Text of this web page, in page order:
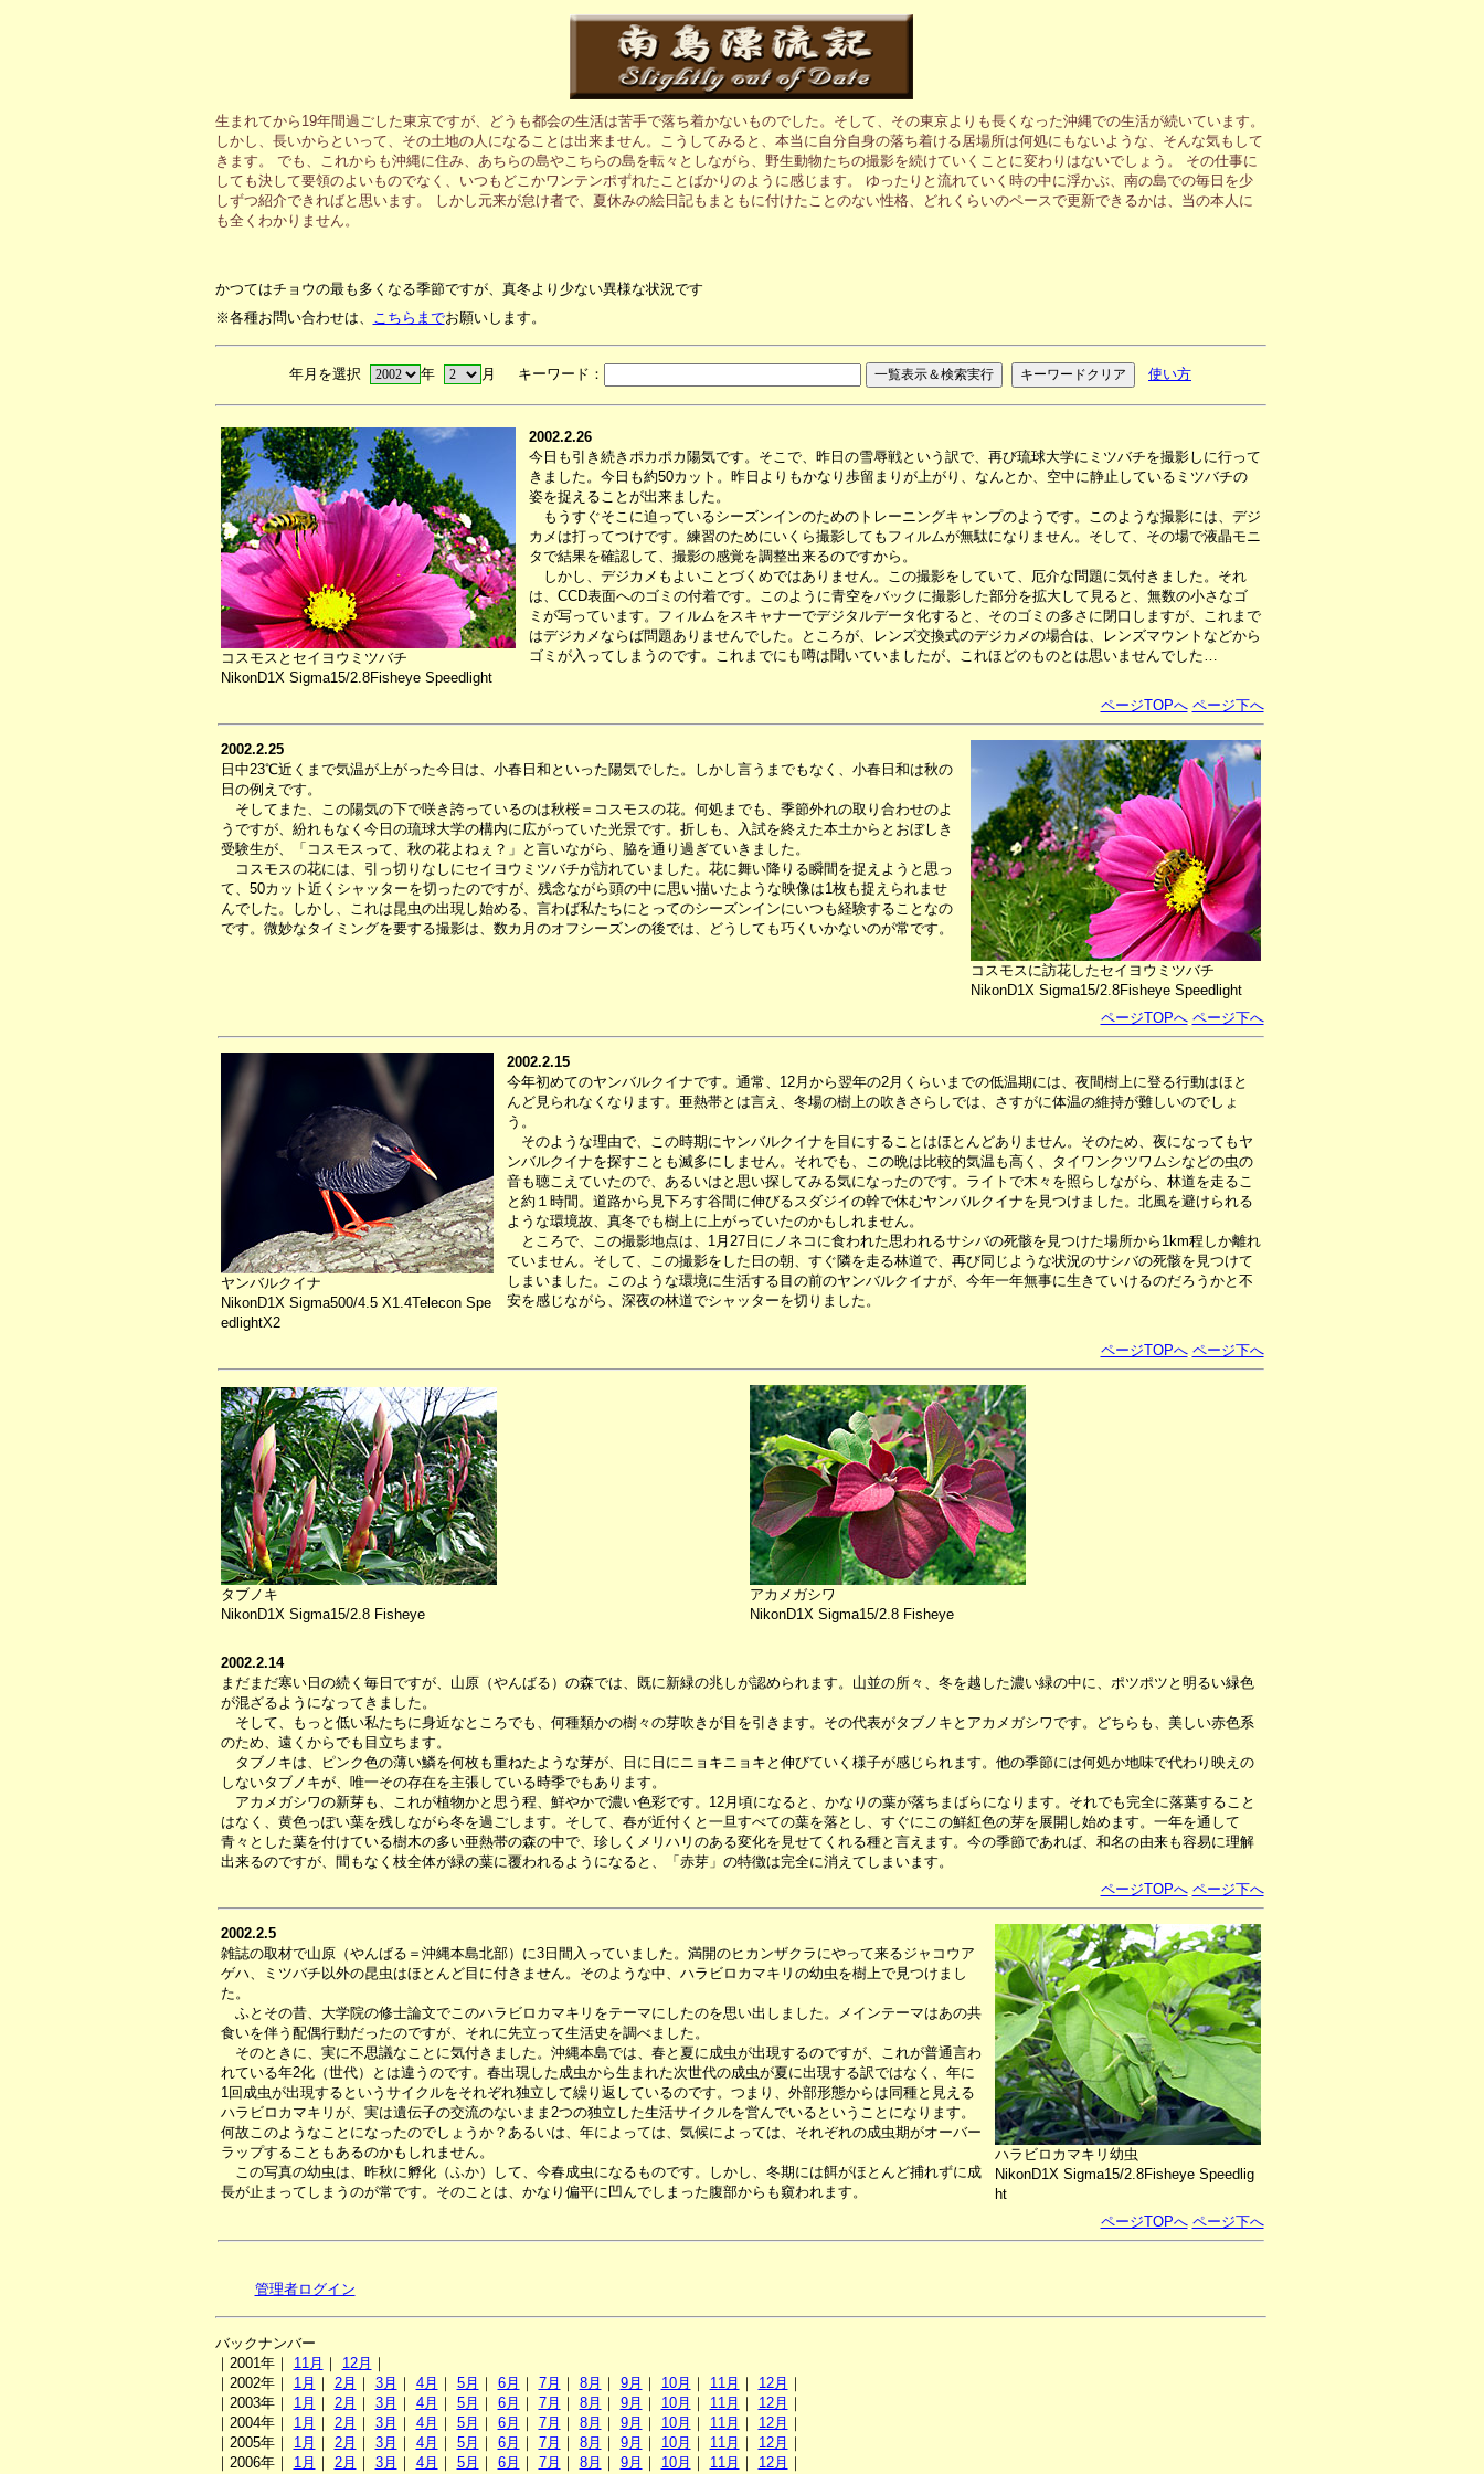
生まれてから19年間過ごした東京ですが、どうも都会の生活は苦手で落ち着かないものでした。そして、その東京よりも長くなった沖縄での生活が続いています。
しかし、長いからといって、その土地の人になることは出来ません。こうしてみると、本当に自分自身の落ち着ける居場所は何処にもないような、そんな気もして
きます。 でも、これからも沖縄に住み、あちらの島やこちらの島を転々としながら、野生動物たちの撮影を続けていくことに変わりはないでしょう。 その仕事に
しても決して要領のよいものでなく、いつもどこかワンテンポずれたことばかりのように感じます。 ゆったりと流れていく時の中に浮かぶ、南の島での毎日を少
しずつ紹介できればと思います。 しかし元来が怠け者で、夏休みの絵日記もまともに付けたことのない性格、どれくらいのペースで更新できるかは、当の本人に
も全くわかりません。
かつてはチョウの最も多くなる季節ですが、真冬より少ない異様な状況です
※各種お問い合わせは、 こちらまでお願いします。
年月を選択 年 月 キーワード： 使い方
コスモスとセイヨウミツバチ
NikonD1X Sigma15/2.8Fisheye Speedlight
2002.2.26
今日も引き続きポカポカ陽気です。そこで、昨日の雪辱戦という訳で、再び琉球大学にミツバチを撮影しに行って
きました。今日も約50カット。昨日よりもかなり歩留まりが上がり、なんとか、空中に静止しているミツバチの
姿を捉えることが出来ました。
もうすぐそこに迫っているシーズンインのためのトレーニングキャンプのようです。このような撮影には、デジ
カメは打ってつけです。練習のためにいくら撮影してもフィルムが無駄になりません。そして、その場で液晶モニ
タで結果を確認して、撮影の感覚を調整出来るのですから。
しかし、デジカメもよいことづくめではありません。この撮影をしていて、厄介な問題に気付きました。それ
は、CCD表面へのゴミの付着です。このように青空をバックに撮影した部分を拡大して見ると、無数の小さなゴ
ミが写っています。フィルムをスキャナーでデジタルデータ化すると、そのゴミの多さに閉口しますが、これまで
はデジカメならば問題ありませんでした。ところが、レンズ交換式のデジカメの場合は、レンズマウントなどから
ゴミが入ってしまうのです。これまでにも噂は聞いていましたが、これほどのものとは思いませんでした…
ページTOPへ ページ下へ
2002.2.25
日中23℃近くまで気温が上がった今日は、小春日和といった陽気でした。しかし言うまでもなく、小春日和は秋の
日の例えです。
そしてまた、この陽気の下で咲き誇っているのは秋桜＝コスモスの花。何処までも、季節外れの取り合わせのよ
うですが、紛れもなく今日の琉球大学の構内に広がっていた光景です。折しも、入試を終えた本土からとおぼしき
受験生が、「コスモスって、秋の花よねぇ？」と言いながら、脇を通り過ぎていきました。
コスモスの花には、引っ切りなしにセイヨウミツバチが訪れていました。花に舞い降りる瞬間を捉えようと思っ
て、50カット近くシャッターを切ったのですが、残念ながら頭の中に思い描いたような映像は1枚も捉えられませ
んでした。しかし、これは昆虫の出現し始める、言わば私たちにとってのシーズンインにいつも経験することなの
です。微妙なタイミングを要する撮影は、数カ月のオフシーズンの後では、どうしても巧くいかないのが常です。
コスモスに訪花したセイヨウミツバチ
NikonD1X Sigma15/2.8Fisheye Speedlight
ページTOPへ ページ下へ
ヤンバルクイナ
NikonD1X Sigma500/4.5 X1.4Telecon Spe
edlightX2
2002.2.15
今年初めてのヤンバルクイナです。通常、12月から翌年の2月くらいまでの低温期には、夜間樹上に登る行動はほと
んど見られなくなります。亜熱帯とは言え、冬場の樹上の吹きさらしでは、さすがに体温の維持が難しいのでしょ
う。
そのような理由で、この時期にヤンバルクイナを目にすることはほとんどありません。そのため、夜になってもヤ
ンバルクイナを探すことも滅多にしません。それでも、この晩は比較的気温も高く、タイワンクツワムシなどの虫の
音も聴こえていたので、あるいはと思い探してみる気になったのです。ライトで木々を照らしながら、林道を走るこ
と約１時間。道路から見下ろす谷間に伸びるスダジイの幹で休むヤンバルクイナを見つけました。北風を避けられる
ような環境故、真冬でも樹上に上がっていたのかもしれません。
ところで、この撮影地点は、1月27日にノネコに食われた思われるサシバの死骸を見つけた場所から1km程しか離れ
ていません。そして、この撮影をした日の朝、すぐ隣を走る林道で、再び同じような状況のサシバの死骸を見つけて
しまいました。このような環境に生活する目の前のヤンバルクイナが、今年一年無事に生きていけるのだろうかと不
安を感じながら、深夜の林道でシャッターを切りました。
ページTOPへ ページ下へ
タブノキ
NikonD1X Sigma15/2.8 Fisheye
アカメガシワ
NikonD1X Sigma15/2.8 Fisheye
2002.2.14
まだまだ寒い日の続く毎日ですが、山原（やんばる）の森では、既に新緑の兆しが認められます。山並の所々、冬を越した濃い緑の中に、ポツポツと明るい緑色
が混ざるようになってきました。
そして、もっと低い私たちに身近なところでも、何種類かの樹々の芽吹きが目を引きます。その代表がタブノキとアカメガシワです。どちらも、美しい赤色系
のため、遠くからでも目立ちます。
タブノキは、ピンク色の薄い鱗を何枚も重ねたような芽が、日に日にニョキニョキと伸びていく様子が感じられます。他の季節には何処か地味で代わり映えの
しないタブノキが、唯一その存在を主張している時季でもあります。
アカメガシワの新芽も、これが植物かと思う程、鮮やかで濃い色彩です。12月頃になると、かなりの葉が落ちまばらになります。それでも完全に落葉すること
はなく、黄色っぽい葉を残しながら冬を過ごします。そして、春が近付くと一旦すべての葉を落とし、すぐにこの鮮紅色の芽を展開し始めます。一年を通して
青々とした葉を付けている樹木の多い亜熱帯の森の中で、珍しくメリハリのある変化を見せてくれる種と言えます。今の季節であれば、和名の由来も容易に理解
出来るのですが、間もなく枝全体が緑の葉に覆われるようになると、「赤芽」の特徴は完全に消えてしまいます。
ページTOPへ ページ下へ
2002.2.5
雑誌の取材で山原（やんばる＝沖縄本島北部）に3日間入っていました。満開のヒカンザクラにやって来るジャコウア
ゲハ、ミツバチ以外の昆虫はほとんど目に付きません。そのような中、ハラビロカマキリの幼虫を樹上で見つけまし
た。
ふとその昔、大学院の修士論文でこのハラビロカマキリをテーマにしたのを思い出しました。メインテーマはあの共
食いを伴う配偶行動だったのですが、それに先立って生活史を調べました。
そのときに、実に不思議なことに気付きました。沖縄本島では、春と夏に成虫が出現するのですが、これが普通言わ
れている年2化（世代）とは違うのです。春出現した成虫から生まれた次世代の成虫が夏に出現する訳ではなく、年に
1回成虫が出現するというサイクルをそれぞれ独立して繰り返しているのです。つまり、外部形態からは同種と見える
ハラビロカマキリが、実は遺伝子の交流のないまま2つの独立した生活サイクルを営んでいるということになります。
何故このようなことになったのでしょうか？あるいは、年によっては、気候によっては、それぞれの成虫期がオーバー
ラップすることもあるのかもしれません。
この写真の幼虫は、昨秋に孵化（ふか）して、今春成虫になるものです。しかし、冬期には餌がほとんど捕れずに成
長が止まってしまうのが常です。そのことは、かなり偏平に凹んでしまった腹部からも窺われます。
ハラビロカマキリ幼虫
NikonD1X Sigma15/2.8Fisheye Speedlig
ht
ページTOPへ ページ下へ
管理者ログイン
バックナンバー
｜2001年｜ 11月 ｜ 12月 ｜
｜2002年｜ 1月 ｜ 2月 ｜ 3月 ｜ 4月 ｜ 5月 ｜ 6月 ｜ 7月 ｜ 8月 ｜ 9月 ｜ 10月 ｜ 11月 ｜ 12月 ｜
｜2003年｜ 1月 ｜ 2月 ｜ 3月 ｜ 4月 ｜ 5月 ｜ 6月 ｜ 7月 ｜ 8月 ｜ 9月 ｜ 10月 ｜ 11月 ｜ 12月 ｜
｜2004年｜ 1月 ｜ 2月 ｜ 3月 ｜ 4月 ｜ 5月 ｜ 6月 ｜ 7月 ｜ 8月 ｜ 9月 ｜ 10月 ｜ 11月 ｜ 12月 ｜
｜2005年｜ 1月 ｜ 2月 ｜ 3月 ｜ 4月 ｜ 5月 ｜ 6月 ｜ 7月 ｜ 8月 ｜ 9月 ｜ 10月 ｜ 11月 ｜ 12月 ｜
｜2006年｜ 1月 ｜ 2月 ｜ 3月 ｜ 4月 ｜ 5月 ｜ 6月 ｜ 7月 ｜ 8月 ｜ 9月 ｜ 10月 ｜ 11月 ｜ 12月 ｜